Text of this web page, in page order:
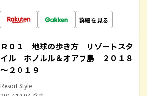
詳細を見る
Ｒ０１ 地球の歩き方 リゾートスタ
イル ホノルル＆オアフ島 ２０１８
～２０１９
Resort Style